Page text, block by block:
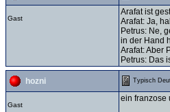
Gast
Arafat ist
Arafat: Ja,
Petrus: Ne,
in der Hand
Arafat: Aber
Petrus: Das
hozni Typisch
Gast
ein franzose